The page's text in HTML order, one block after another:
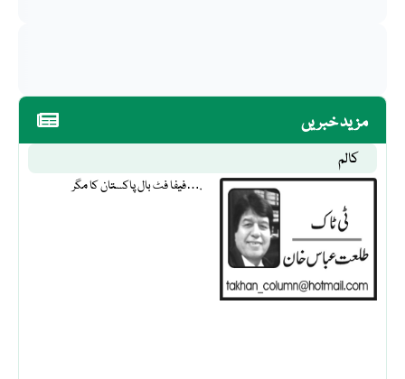
مزید خبریں
کالم
فیفا فٹ بال پاکستان کا مگر….